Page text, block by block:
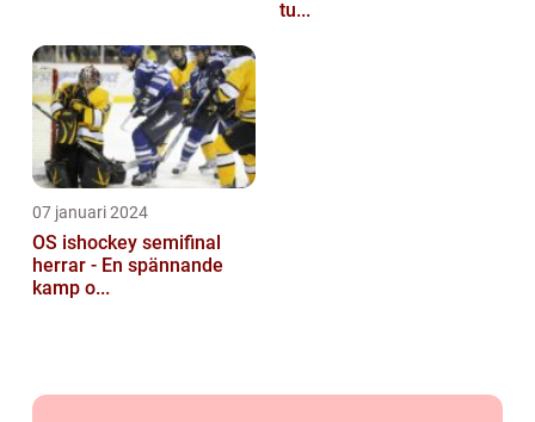
tu...
07 januari 2024
OS ishockey semifinal
herrar - En spännande
kamp o...